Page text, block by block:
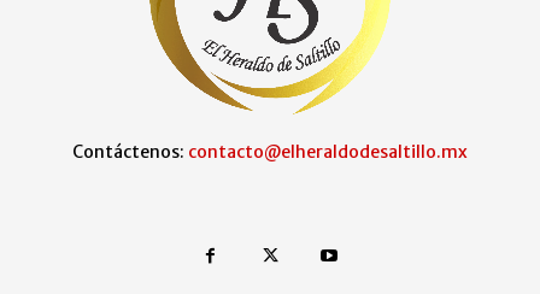
Contáctenos: contacto@elheraldodesaltillo.mx